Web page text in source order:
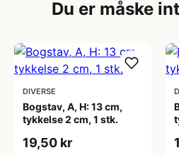
Du er måske
DIVERSE
Bogstav, A, H: 13 cm,
tykkelse 2 cm, 1 stk.
19,50 kr